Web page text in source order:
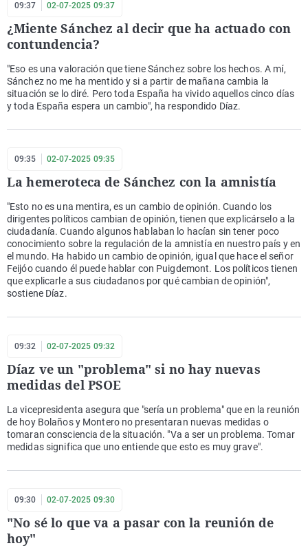
09:37 02-07-2025 09:37
¿Miente Sánchez al decir que ha actuado con
contundencia?
"Eso es una valoración que tiene Sánchez sobre los hechos. A mí,
Sánchez no me ha mentido y si a partir de mañana cambia la
situación se lo diré. Pero toda España ha vivido aquellos cinco días
y toda España espera un cambio", ha respondido Díaz.
09:35 02-07-2025 09:35
La hemeroteca de Sánchez con la amnistía
"Esto no es una mentira, es un cambio de opinión. Cuando los
dirigentes políticos cambian de opinión, tienen que explicárselo a la
ciudadanía. Cuando algunos hablaban lo hacían sin tener poco
conocimiento sobre la regulación de la amnistía en nuestro país y en
el mundo. Ha habido un cambio de opinión, igual que hace el señor
Feijóo cuando él puede hablar con Puigdemont. Los políticos tienen
que explicarle a sus ciudadanos por qué cambian de opinión",
sostiene Díaz.
09:32 02-07-2025 09:32
Díaz ve un "problema" si no hay nuevas
medidas del PSOE
La vicepresidenta asegura que "sería un problema" que en la reunión
de hoy Bolaños y Montero no presentaran nuevas medidas o
tomaran consciencia de la situación. "Va a ser un problema. Tomar
medidas significa que uno entiende que esto es muy grave".
09:30 02-07-2025 09:30
"No sé lo que va a pasar con la reunión de
hoy"